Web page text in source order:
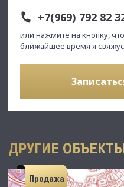
+7(969) 792 82
или нажмите на кнопку,
ближайшее время я
ДРУГИЕ
Продажа